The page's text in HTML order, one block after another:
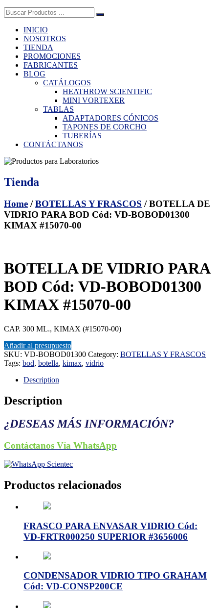
Buscar:
INICIO
NOSOTROS
TIENDA
PROMOCIONES
FABRICANTES
BLOG
CATÁLOGOS
HEATHROW SCIENTIFIC
MINI VORTEXER
TABLAS
ADAPTADORES CÓNICOS
TAPONES DE CORCHO
TUBERÍAS
CONTÁCTANOS
Tienda
Home /BOTELLAS Y FRASCOS / BOTELLA DE
VIDRIO PARA BOD Cód: VD-BOBOD01300
KIMAX #15070-00
BOTELLA DE VIDRIO PARA
BOD Cód: VD-BOBOD01300
KIMAX #15070-00
CAP. 300 ML., KIMAX (#15070-00)
Añadir al presupuesto
SKU: VD-BOBOD01300 Category: BOTELLAS Y FRASCOS
Tags: bod, botella, kimax, vidrio
Description
Description
¿DESEAS MÁS INFORMACIÓN?
Contáctanos Vía WhatsApp
Productos relacionados
FRASCO PARA ENVASAR VIDRIO Cód:
VD-FRTR000250 SUPERIOR #3656006
CONDENSADOR VIDRIO TIPO GRAHAM
Cód: VD-CONSP200CE